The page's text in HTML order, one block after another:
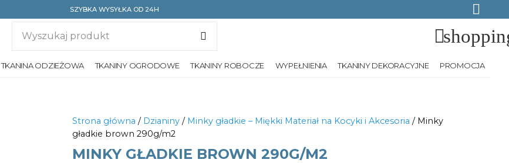
SZYBKA WYSYŁKA OD 24H
TKANINA ODZIEŻOWA TKANINY OGRODOWE TKANINY ROBOCZE WYPEŁNIENIA TKANINY DEKORACYJNE PROMOCJA
Strona główna / Dzianiny / Minky gładkie – Miękki Materiał na Kocyki i Akcesoria / Minky
gładkie brown 290g/m2
MINKY GŁADKIE BROWN 290G/M2